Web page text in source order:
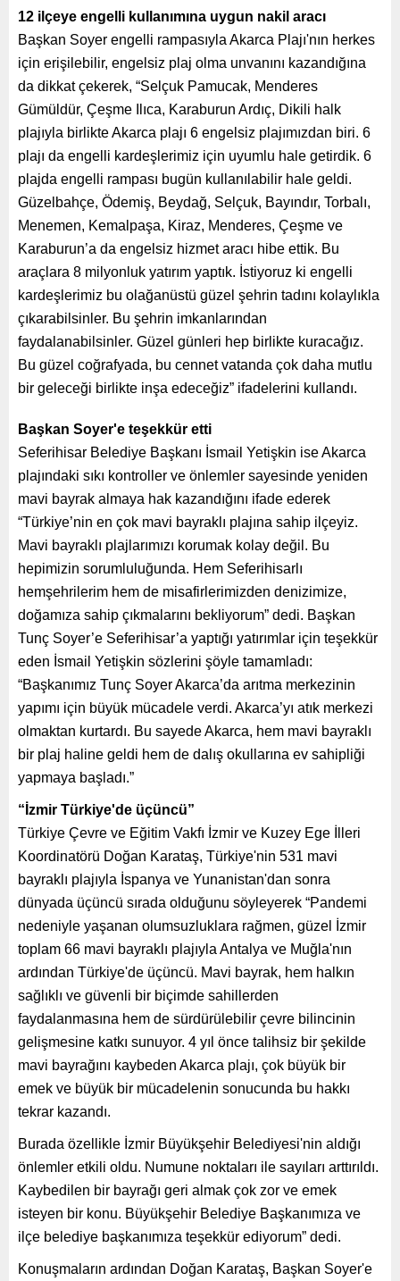
12 ilçeye engelli kullanımına uygun nakil aracı
Başkan Soyer engelli rampasıyla Akarca Plajı'nın herkes
için erişilebilir, engelsiz plaj olma unvanını kazandığına
da dikkat çekerek, “Selçuk Pamucak, Menderes
Gümüldür, Çeşme Ilıca, Karaburun Ardıç, Dikili halk
plajıyla birlikte Akarca plajı 6 engelsiz plajımızdan biri. 6
plajı da engelli kardeşlerimiz için uyumlu hale getirdik. 6
plajda engelli rampası bugün kullanılabilir hale geldi.
Güzelbahçe, Ödemiş, Beydağ, Selçuk, Bayındır, Torbalı,
Menemen, Kemalpaşa, Kiraz, Menderes, Çeşme ve
Karaburun’a da engelsiz hizmet aracı hibe ettik. Bu
araçlara 8 milyonluk yatırım yaptık. İstiyoruz ki engelli
kardeşlerimiz bu olağanüstü güzel şehrin tadını kolaylıkla
çıkarabilsinler. Bu şehrin imkanlarından
faydalanabilsinler. Güzel günleri hep birlikte kuracağız.
Bu güzel coğrafyada, bu cennet vatanda çok daha mutlu
bir geleceği birlikte inşa edeceğiz” ifadelerini kullandı.
Başkan Soyer'e teşekkür etti
Seferihisar Belediye Başkanı İsmail Yetişkin ise Akarca
plajındaki sıkı kontroller ve önlemler sayesinde yeniden
mavi bayrak almaya hak kazandığını ifade ederek
“Türkiye’nin en çok mavi bayraklı plajına sahip ilçeyiz.
Mavi bayraklı plajlarımızı korumak kolay değil. Bu
hepimizin sorumluluğunda. Hem Seferihisarlı
hemşehrilerim hem de misafirlerimizden denizimize,
doğamıza sahip çıkmalarını bekliyorum” dedi. Başkan
Tunç Soyer’e Seferihisar’a yaptığı yatırımlar için teşekkür
eden İsmail Yetişkin sözlerini şöyle tamamladı:
“Başkanımız Tunç Soyer Akarca’da arıtma merkezinin
yapımı için büyük mücadele verdi. Akarca’yı atık merkezi
olmaktan kurtardı. Bu sayede Akarca, hem mavi bayraklı
bir plaj haline geldi hem de dalış okullarına ev sahipliği
yapmaya başladı.”
“İzmir Türkiye'de üçüncü”
Türkiye Çevre ve Eğitim Vakfı İzmir ve Kuzey Ege İlleri
Koordinatörü Doğan Karataş, Türkiye'nin 531 mavi
bayraklı plajıyla İspanya ve Yunanistan'dan sonra
dünyada üçüncü sırada olduğunu söyleyerek “Pandemi
nedeniyle yaşanan olumsuzluklara rağmen, güzel İzmir
toplam 66 mavi bayraklı plajıyla Antalya ve Muğla'nın
ardından Türkiye'de üçüncü. Mavi bayrak, hem halkın
sağlıklı ve güvenli bir biçimde sahillerden
faydalanmasına hem de sürdürülebilir çevre bilincinin
gelişmesine katkı sunuyor. 4 yıl önce talihsiz bir şekilde
mavi bayrağını kaybeden Akarca plajı, çok büyük bir
emek ve büyük bir mücadelenin sonucunda bu hakkı
tekrar kazandı.
Burada özellikle İzmir Büyükşehir Belediyesi'nin aldığı
önlemler etkili oldu. Numune noktaları ile sayıları arttırıldı.
Kaybedilen bir bayrağı geri almak çok zor ve emek
isteyen bir konu. Büyükşehir Belediye Başkanımıza ve
ilçe belediye başkanımıza teşekkür ediyorum” dedi.
Konuşmaların ardından Doğan Karataş, Başkan Soyer'e